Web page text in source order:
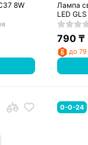
8W
Лампа
LED
790 ₸
до 79
0-0-24